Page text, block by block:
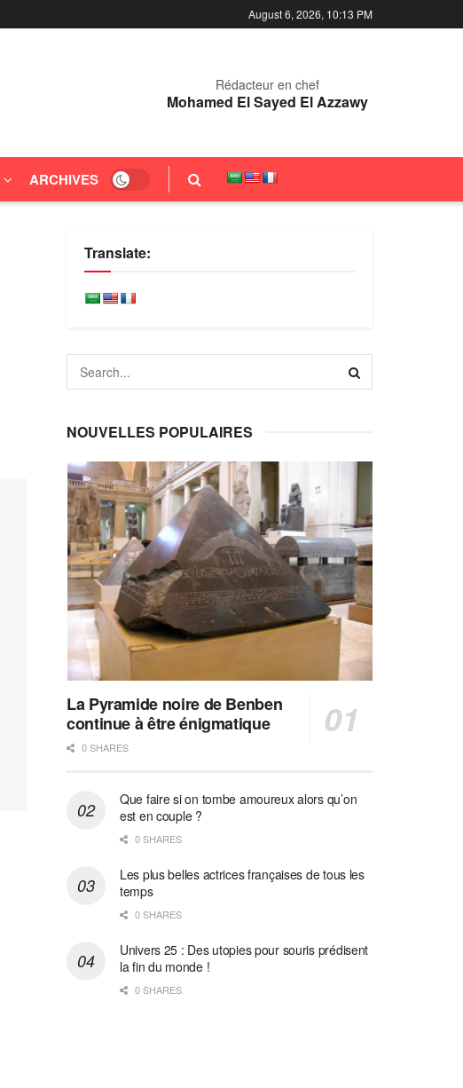
August 6, 2026, 10:13 PM
Rédacteur en chef
Mohamed El Sayed El Azzawy
ARCHIVES
Translate:
NOUVELLES POPULAIRES
La Pyramide noire de Benben
continue à être énigmatique
0 SHARES
Que faire si on tombe amoureux alors qu’on
est en couple ?
0 SHARES
Les plus belles actrices françaises de tous les
temps
0 SHARES
Univers 25 : Des utopies pour souris prédisent
la fin du monde !
0 SHARES